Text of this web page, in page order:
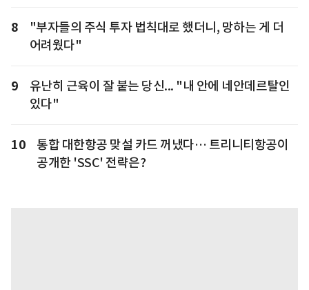
8
"부자들의 주식 투자 법칙대로 했더니, 망하는 게 더
어려웠다"
9
유난히 근육이 잘 붙는 당신... "내 안에 네안데르탈인
있다"
10
통합 대한항공 맞설 카드 꺼냈다… 트리니티항공이
공개한 'SSC' 전략은?